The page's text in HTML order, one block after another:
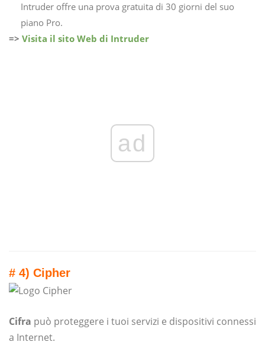
Intruder offre una prova gratuita di 30 giorni del suo
piano Pro.
=> Visita il sito Web di Intruder
ad
# 4) Cipher
Cifra può proteggere i tuoi servizi e dispositivi connessi
a Internet.